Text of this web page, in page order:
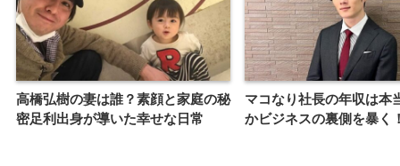
高橋弘樹の妻は誰？素顔と家庭の秘
密足利出身が導いた幸せな日常
マコなり社長の年収は本
かビジネスの裏側を暴く